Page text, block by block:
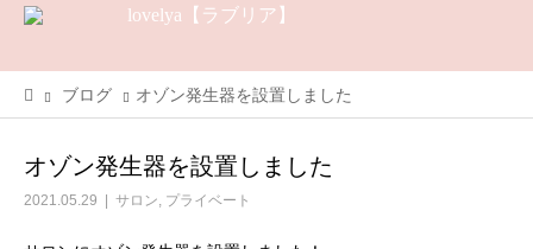
ブログ オゾン発生器を設置しました
オゾン発生器を設置しました
2021.05.29 サロン, プライベート